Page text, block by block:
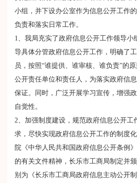
小组，并下设办公室作为信息公开工作
负责和落实日常工作。
1、我局充实了政府信息公开工作领导小
导具体分管政府信息公开工作，明确了
员，按照“谁提供、谁审核、谁负责”的
公开责任单位和责任人，为落实政府信
保证。同时，广泛开展学习宣传，增强
自觉性。
2、加强制度建设，规范政府信息公开工
求，尽快实现政府信息公开工作的制度
院《中华人民共和国政府信息公开条例
的有关文件精神，长乐市工商局制定并
别为《长乐市工商局政府信息主动公开